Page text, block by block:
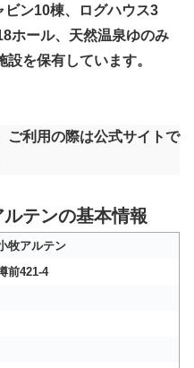
ビン10棟、ログハウス3
ホール、天然温泉ゆのみ
を保有しています。
利用の際は公式サイトで
テンの基本情報
牧アルテン
前421-4